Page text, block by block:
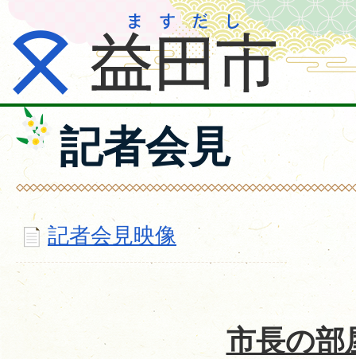
記者会見
記者会見映像
市長の部